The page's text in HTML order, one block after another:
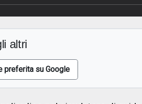
altri
preferita su Google